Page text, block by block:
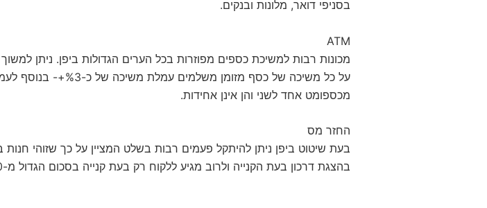
בסניפי דואר, מלונות ובנקים.
ATM
על כל משיכה של כסף
מכספומט אחד לשני והן אינן אחידות.
החזר מס
בעת שיטוט ביפן ניתן להיתקל פעמים רבות בשלט המציין על כך שזוהי
בהצגת דרכון בעת הקנייה ולרוב מגיע ללקוח רק בעת קנייה בסכום הגדול מ-5000 ין (כ-145 שקלים) ומעלה.